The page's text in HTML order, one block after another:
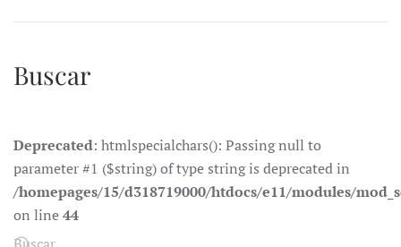
Buscar
Deprecated: htmlspecialchars(): Passing null to
parameter #1 ($string) of type string is deprecated in
/homepages/15/d318719000/htdocs/e11/modules/
on line44